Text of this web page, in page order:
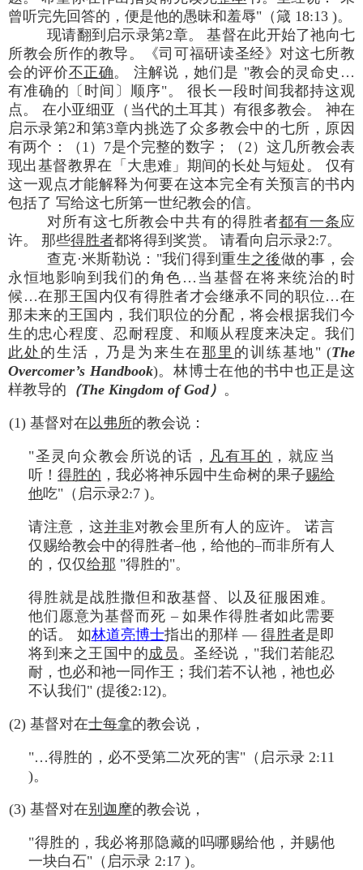
曾听完先回答的，便是他的愚昧和羞辱"（箴 18:13 )。
现请翻到启示录第2章。 基督在此开始了祂向七
所教会所作的教导。《司可福研读圣经》对这七所教
会的评价不正确。 注解说，她们是 "教会的灵命史…
有准确的〔时间〕顺序"。 很长一段时间我都持这观
点。 在小亚细亚（当代的土耳其）有很多教会。 神在
启示录第2和第3章内挑选了众多教会中的七所，原因
有两个：（1）7是个完整的数字；（2）这几所教会表
现出基督教界在「大患难」期间的长处与短处。 仅有
这一观点才能解释为何要在这本完全有关预言的书内
包括了 写给这七所第一世纪教会的信。
对所有这七所教会中共有的得胜者都有一条应
许。 那些得胜者都将得到奖赏。 请看向启示录2:7。
查克·米斯勒说："我们得到重生 之後做的事，会
永恒地影响到我们的角色…当基督在将来统治的时
候…在那王国内仅有得胜者才会继承不同的职位…在
那未来的王国内，我们职位的分配，将会根据我们今
生的忠心程度、忍耐程度、和顺从程度来决定。我们
此处 的生活，乃是为来生在那里 的训练基地" (The
Overcomer’s Handbook)。林博士在他的书中也正是这
样教导的 （The Kingdom of God） 。
(1) 基督对在 以弗所的教会说：
"圣灵向众教会所说的话， 凡有耳的 ，就应当
听！ 得胜的 ，我必将神乐园中生命树的果子赐给
他吃"（启示录2:7 )。
请注意，这并非对教会里所有人的应许。 诺言
仅赐给教会中的得胜者–他，给他的–而非所有人
的，仅仅给那 "得胜的"。
得胜就是战胜撒但和敌基督、以及征服困难。
他们愿意为基督而死 – 如果作得胜者如此需要
的话。 如林道亮博士指出的那样 —得胜者是即
将到来之王国中的成员 。圣经说，"我们若能忍
耐，也必和祂一同作王；我们若不认祂，祂也必
不认我们" (提後2:12)。
(2) 基督对在士每拿的教会说，
"…得胜的，必不受第二次死的害"（启示录 2:11
)。
(3) 基督对在别迦摩的教会说，
"得胜的，我必将那隐藏的吗哪赐给他，并赐他
一块白石"（启示录 2:17 )。